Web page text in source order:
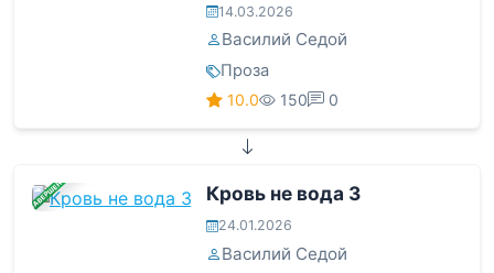
14.03.2026
Василий Седой
Проза
10.0 150 0
ЗАВЕРШЕНА Кровь не вода 3
24.01.2026
Василий Седой